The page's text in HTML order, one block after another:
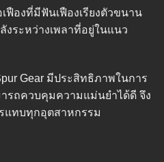
ฟืองที่มีฟันเฟืองเรียงตัวขนาน
ระหว่างเพลาที่อยู่ในแนว
Gear มีประสิทธิภาพในการ
รถควบคุมความแม่นยำได้ดี จึง
แทบทุกอุตสาหกรรม